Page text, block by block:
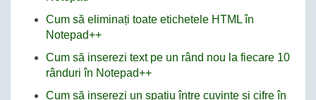
Cum să eliminați toate etichetele HTML în
Notepad++
Cum să inserezi text pe un rând nou la fiecare 10
rânduri în Notepad++
Cum să inserezi un spațiu între cuvinte și cifre în